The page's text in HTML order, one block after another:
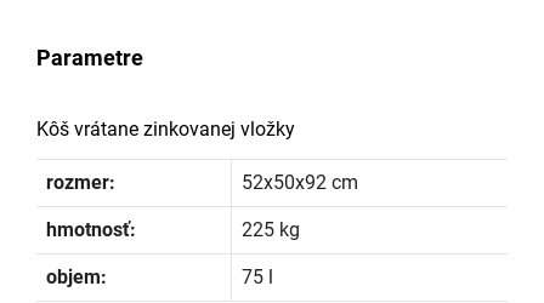
Parametre
Kôš vrátane zinkovanej vložky
rozmer: 52x50x92 cm
hmotnosť: 225 kg
objem: 75 l